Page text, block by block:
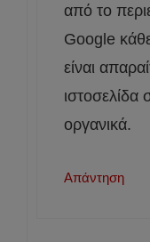
από το
Google
είναι
ιστοσελίδα
οργανικά.
Απάντηση